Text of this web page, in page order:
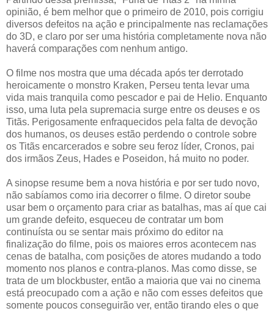
opinião, é bem melhor que o primeiro de 2010, pois corrigiu
diversos defeitos na ação e principalmente nas reclamações
do 3D, e claro por ser uma história completamente nova não
haverá comparações com nenhum antigo.
O filme nos mostra que uma década após ter derrotado
heroicamente o monstro Kraken, Perseu tenta levar uma
vida mais tranquila como pescador e pai de Helio. Enquanto
isso, uma luta pela supremacia surge entre os deuses e os
Titãs. Perigosamente enfraquecidos pela falta de devoção
dos humanos, os deuses estão perdendo o controle sobre
os Titãs encarcerados e sobre seu feroz líder, Cronos, pai
dos irmãos Zeus, Hades e Poseidon, há muito no poder.
A sinopse resume bem a nova história e por ser tudo novo,
não sabíamos como iria decorrer o filme. O diretor soube
usar bem o orçamento para criar as batalhas, mas aí que cai
um grande defeito, esqueceu de contratar um bom
continuísta ou se sentar mais próximo do editor na
finalização do filme, pois os maiores erros acontecem nas
cenas de batalha, com posições de atores mudando a todo
momento nos planos e contra-planos. Mas como disse, se
trata de um blockbuster, então a maioria que vai no cinema
está preocupado com a ação e não com esses defeitos que
somente poucos conseguirão ver, então tirando eles o que